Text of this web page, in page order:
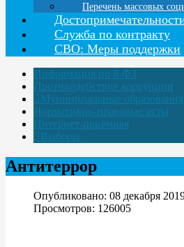
Перечень массовых
Служба по контракту
СВО: Меры поддержки
Информация по 8-ФЗ
Противодействие коррупции
Муниципальные образования
Нормативно-правовые акты
Интернет-приёмная
Выборы
Антитеррор
Опубликовано: 08 декабря
Просмотров: 126005